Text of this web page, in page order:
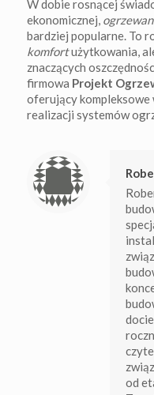
W dobie rosnącej
ekonomicznej,
bardziej popularne. To
komfortużytkowania,
znaczących
firmowa Projekt
oferujący
realizacji systemów
od